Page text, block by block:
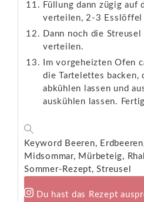
Füllung dann zügig auf
verteilen, 2-3 Esslöffel
Dann noch die
verteilen.
Im vorgeheizten Ofen
die Tartelettes backen,
abkühlen lassen und
auskühlen lassen.
Keyword Beeren,
Midsommar, Mürbeteig,
Sommer-Rezept, Streusel
Du hast das Rezept